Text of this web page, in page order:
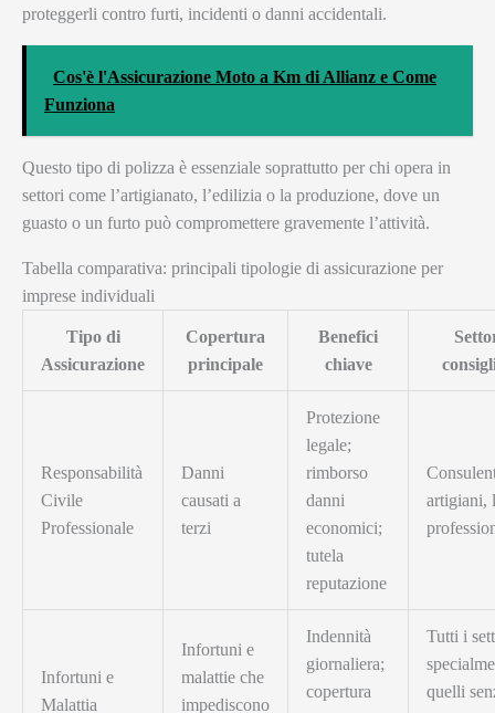
proteggerli contro furti, incidenti o danni accidentali.
Cos'è l'Assicurazione Moto a Km di Allianz e Come
Funziona
Questo tipo di polizza è essenziale soprattutto per chi opera in
settori come l’artigianato, l’edilizia o la produzione, dove un
guasto o un furto può compromettere gravemente l’attività.
Tabella comparativa: principali tipologie di assicurazione per
imprese individuali
Tipo di
Assicurazione
Copertura
principale
Benefici
chiave
Responsabilità
Civile
Professionale
Danni
causati a
terzi
Protezione
legale;
rimborso
danni
economici;
tutela
reputazione
artigiani,
Infortuni e
Malattia
Infortuni e
malattie che
impediscono
Indennità
giornaliera;
copertura
Tutti i
quelli